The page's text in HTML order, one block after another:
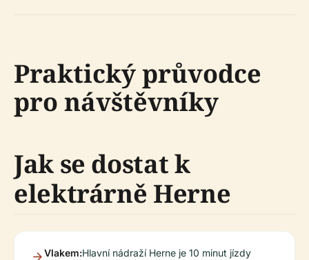
Praktický průvodce
pro návštěvníky
Jak se dostat k
elektrárně Herne
Vlakem:Hlavní nádraží Herne je 10 minut jízdy